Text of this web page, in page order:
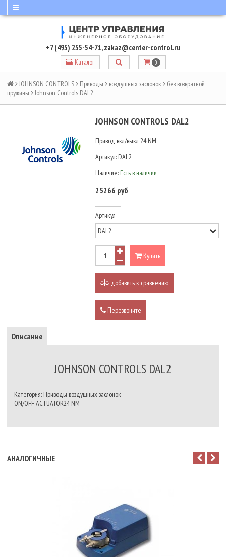
+7 (495) 255-54-71,zakaz@center-control.ru
Каталог 0
JOHNSON CONTROLS Приводы воздушных заслонок
без возвратной
пружины
Johnson Controls DAL2
JOHNSON CONTROLS DAL2
Привод вкл/выкл 24 NM
Артикул: DAL2
Наличие: Есть в наличии
25266 руб
Артикул
Купить
добавить к сравнению
Перезвоните
Описание
JOHNSON CONTROLS DAL2
Категория: Приводы воздушных заслонок
ON/OFF ACTUATOR24 NM
АНАЛОГИЧНЫЕ